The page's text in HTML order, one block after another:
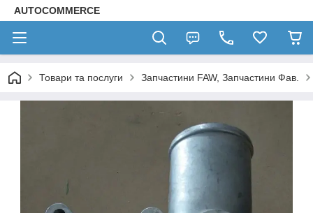
AUTOCOMMERCE
Товари та послуги Запчастини FAW, Запчастини Фав.